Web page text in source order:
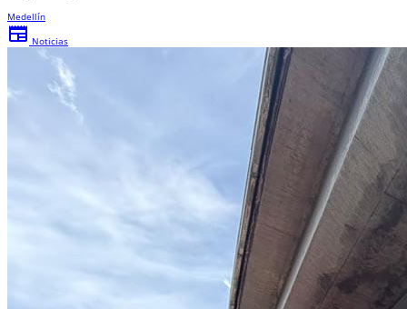
Medellín
newspaper Noticias